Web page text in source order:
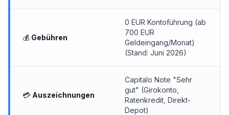
💰 Gebühren
0 EUR Kontoführung (ab
700 EUR
Geldeingang/Monat)
(Stand: Juni 2026)
💳 Auszeichnungen
Capitalo Note "Sehr
gut" (Girokonto,
Ratenkredit, Direkt-
Depot)